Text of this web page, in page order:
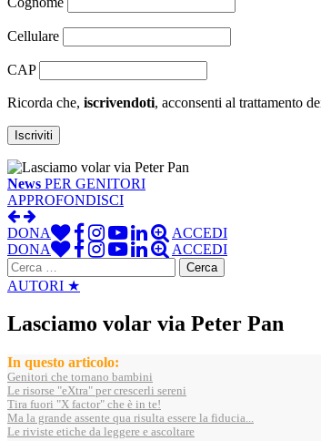
Cellulare
CAP
Ricorda che, iscrivendoti, acconsenti al trattamento
News PER GENITORI
APPROFONDISCI
DONA
ACCEDI
DONA
ACCEDI
Ricerca
per:
AUTORI ★
Lasciamo volar via Peter Pan
In questo articolo:
Genitori che tornano bambini
Le risorse "eXtra" per crescerli sereni
Tira fuori "X factor" che è in te!
Ma la grande assente qua risulta essere la fiducia...
Le riviste etiche da leggere e ascoltare